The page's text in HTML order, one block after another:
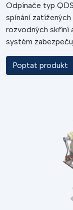
Odpínače typ
spínání
rozvodných skříní
systém
Poptat produkt